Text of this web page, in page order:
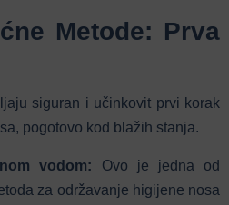
Metode: Prva
siguran i učinkovit prvi korak
pogotovo kod blažih stanja.
vodom: Ovo je jedna od
za održavanje higijene nosa